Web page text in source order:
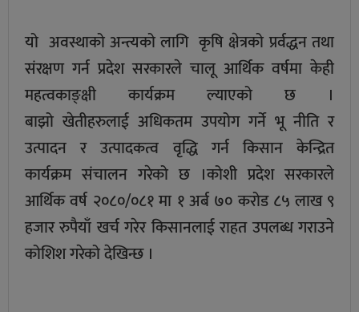
यो अवस्थाको अन्त्यको लागि कृषि क्षेत्रको प्रर्वद्धन तथा
संरक्षण गर्न प्रदेश सरकारले चालू आर्थिक वर्षमा केही
महत्वकाङ्क्षी कार्यक्रम ल्याएको छ ।
बाझो खेतीहरुलाई अधिकतम उपयोग गर्ने भू नीति र
उत्पादन र उत्पादकत्व वृद्धि गर्न किसान केन्द्रित
कार्यक्रम संचालन गरेको छ ।कोशी प्रदेश सरकारले
आर्थिक वर्ष २०८०/०८१ मा १ अर्ब ७० करोड ८५ लाख ९
हजार रुपैयाँ खर्च गरेर किसानलाई राहत उपलब्ध गराउने
कोशिश गरेको देखिन्छ ।